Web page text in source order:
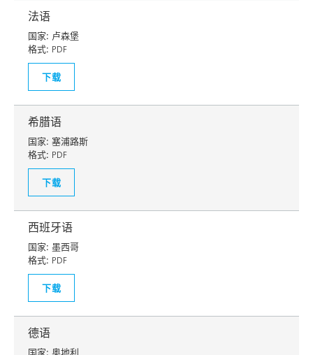
法语
国家: 卢森堡
格式: PDF
下载
希腊语
国家: 塞浦路斯
格式: PDF
下载
西班牙语
国家: 墨西哥
格式: PDF
下载
德语
国家: 奥地利